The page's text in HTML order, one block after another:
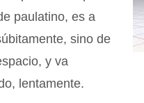
paulatino, es a
sino de
y va
lentamente.